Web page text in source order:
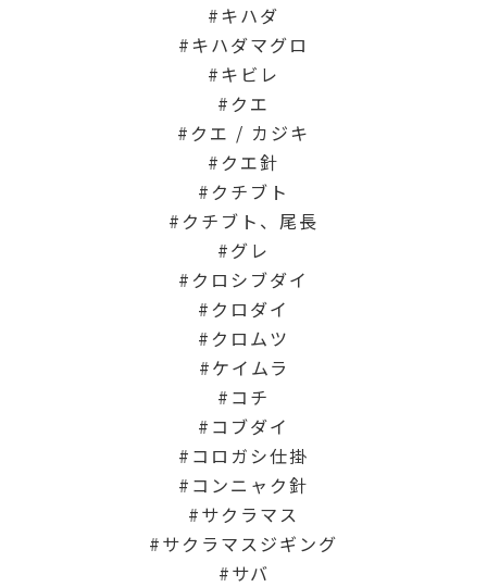
キハダ
キハダマグロ
キビレ
クエ
クエ / カジキ
クエ針
クチブト
クチブト、尾長
グレ
クロシブダイ
クロダイ
クロムツ
ケイムラ
コチ
コブダイ
コロガシ仕掛
コンニャク針
サクラマス
サクラマスジギング
サバ